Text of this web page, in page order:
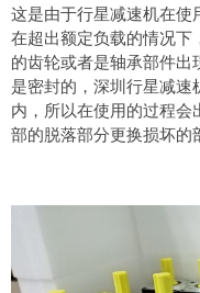
这是由于行星减速机在使
在超出额定负载的情况下
的齿轮或者是轴承部件
是密封的，深圳行星减
内，所以在使用的过程
部的脱落部分更换损坏的